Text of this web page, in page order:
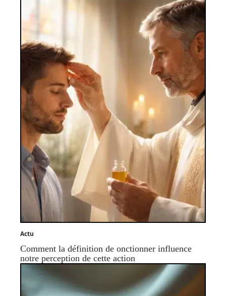
Actu
Comment la définition de onctionner influence
notre perception de cette action